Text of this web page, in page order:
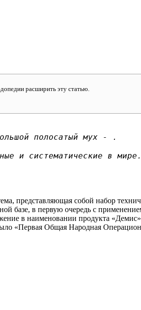
расширить эту статью.
полосатый мух - .
и систематические в мире.
представляющая собой набор
базе, в первую очередь с
в наименовании продукта
«Первая Общая Народная